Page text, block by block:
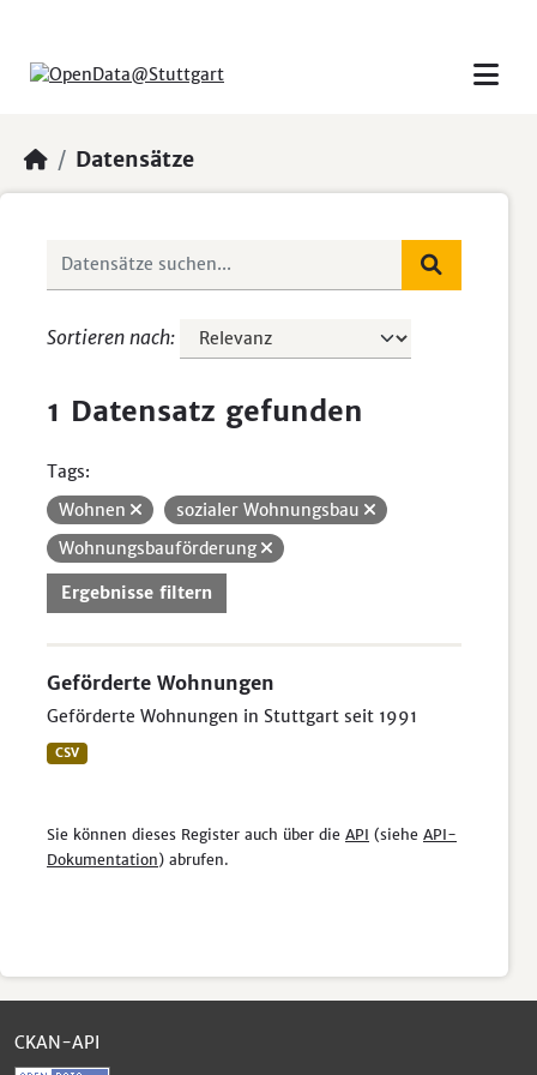
Datensätze
Sortieren nach
1 Datensatz gefunden
Tags:
Wohnen
sozialer Wohnungsbau
Wohnungsbauförderung
Ergebnisse filtern
Geförderte Wohnungen
Geförderte Wohnungen in Stuttgart seit 1991
CSV
Sie können dieses Register auch über die API (siehe API-
Dokumentation) abrufen.
CKAN-API